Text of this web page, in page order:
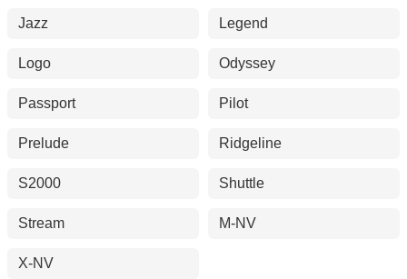
Jazz Legend
Logo Odyssey
Passport Pilot
Prelude Ridgeline
S2000 Shuttle
Stream M-NV
X-NV